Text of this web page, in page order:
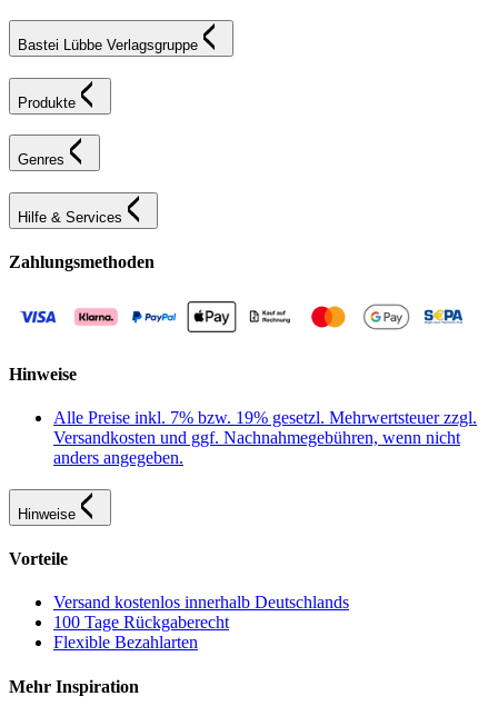
Bastei Lübbe Verlagsgruppe
Produkte
Genres
Hilfe & Services
Zahlungsmethoden
Hinweise
Alle Preise inkl. 7% bzw. 19% gesetzl. Mehrwertsteuer zzgl.
Versandkosten und ggf. Nachnahmegebühren, wenn nicht
anders angegeben.
Hinweise
Vorteile
Versand kostenlos innerhalb Deutschlands
100 Tage Rückgaberecht
Flexible Bezahlarten
Mehr Inspiration